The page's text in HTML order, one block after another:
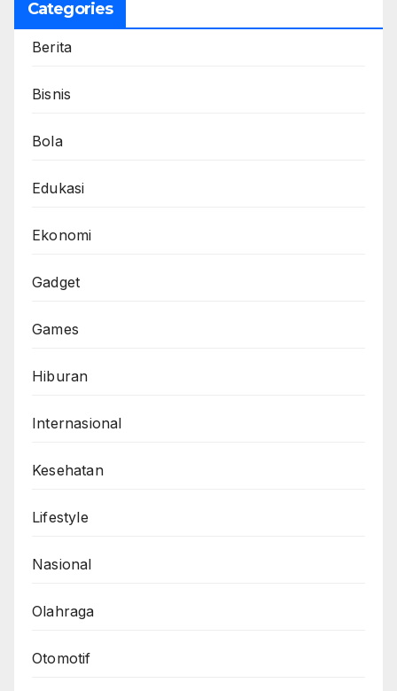
Categories
Berita
Bisnis
Bola
Edukasi
Ekonomi
Gadget
Games
Hiburan
Internasional
Kesehatan
Lifestyle
Nasional
Olahraga
Otomotif